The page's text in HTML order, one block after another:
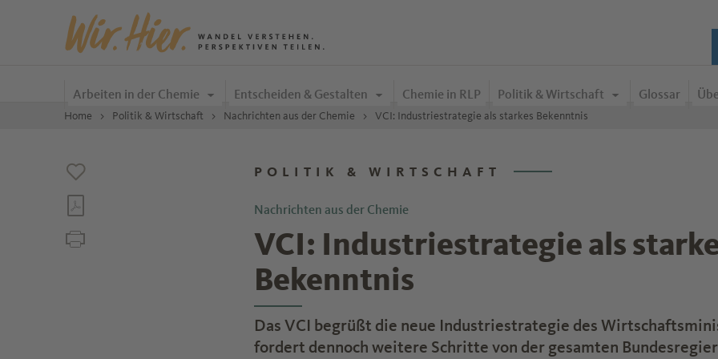
Zum Inhalt springen
Arbeiten in der Chemie Entscheiden & Gestalten Chemie in RLP Politik & Wirtschaft Glossar
Home Politik & Wirtschaft Nachrichten aus der Chemie VCI: Industriestrategie als starkes Bekenntnis
POLITIK & WIRTSCHAFT
Nachrichten aus der Chemie
VCI: Industriestrategie als
Bekenntnis
Das VCI begrüßt die neue Industriestrategie des
fordert dennoch weitere Schritte von der gesamten